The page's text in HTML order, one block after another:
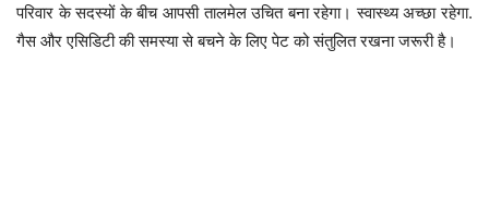
परिवार के सदस्यों के बीच आपसी तालमेल उचित बना रहेगा। स्वास्थ्य अच्छा रहेगा.
गैस और एसिडिटी की समस्या से बचने के लिए पेट को संतुलित रखना जरूरी है।